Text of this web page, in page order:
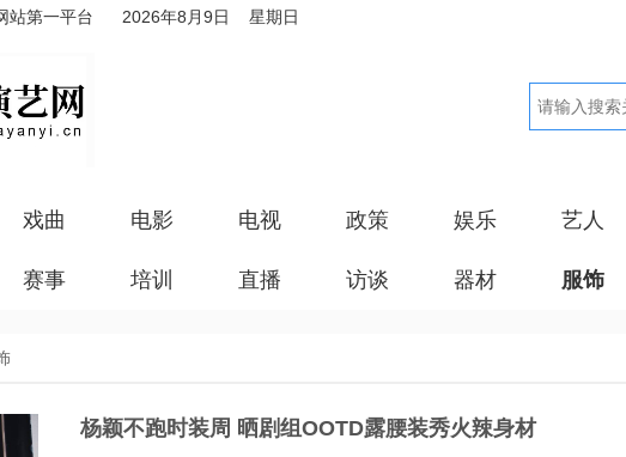
第一平台 2026年8月9日 星期日
戏曲 电影 电视 政策 娱乐 艺人
赛事 培训 直播 访谈 器材 服饰
杨颖不跑时装周 晒剧组OOTD露腰装秀火辣身材